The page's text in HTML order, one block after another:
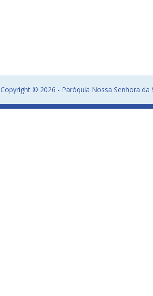
Copyright © 2026 - Paróquia Nossa Senhora